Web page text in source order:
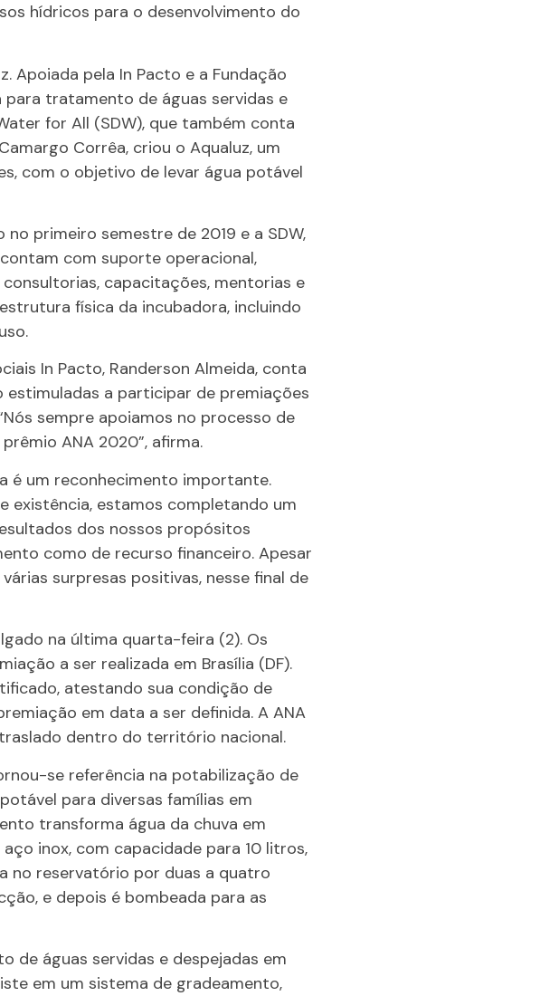
hídricos para o desenvolvimento do
Apoiada pela In Pacto e a Fundação
para tratamento de águas servidas e
for All (SDW), que também conta
Corrêa, criou o Aqualuz, um
com o objetivo de levar água potável
primeiro semestre de 2019 e a SDW,
com suporte operacional,
capacitações, mentorias e
física da incubadora, incluindo
In Pacto, Randerson Almeida, conta
estimuladas a participar de premiações
sempre apoiamos no processo de
ANA 2020”, afirma.
é um reconhecimento importante.
existência, estamos completando um
dos nossos propósitos
como de recurso financeiro. Apesar
surpresas positivas, nesse final de
na última quarta-feira (2). Os
a ser realizada em Brasília (DF).
atestando sua condição de
em data a ser definida. A ANA
dentro do território nacional.
se referência na potabilização de
para diversas famílias em
transforma água da chuva em
inox, com capacidade para 10 litros,
no reservatório por duas a quatro
e depois é bombeada para as
de águas servidas e despejadas em
em um sistema de gradeamento,